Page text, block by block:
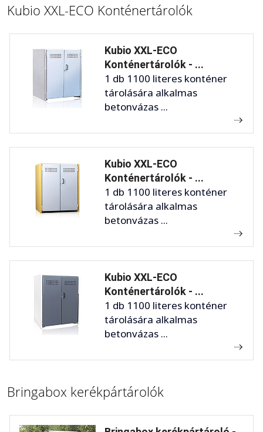
Kubio XXL-ECO Konténertárolók
Kubio XXL-ECO
Konténertárolók - ...
1 db 1100 literes konténer
tárolására alkalmas
betonvázas ...
Kubio XXL-ECO
Konténertárolók - ...
1 db 1100 literes konténer
tárolására alkalmas
betonvázas ...
Kubio XXL-ECO
Konténertárolók - ...
1 db 1100 literes konténer
tárolására alkalmas
betonvázas ...
Bringabox kerékpártárolók